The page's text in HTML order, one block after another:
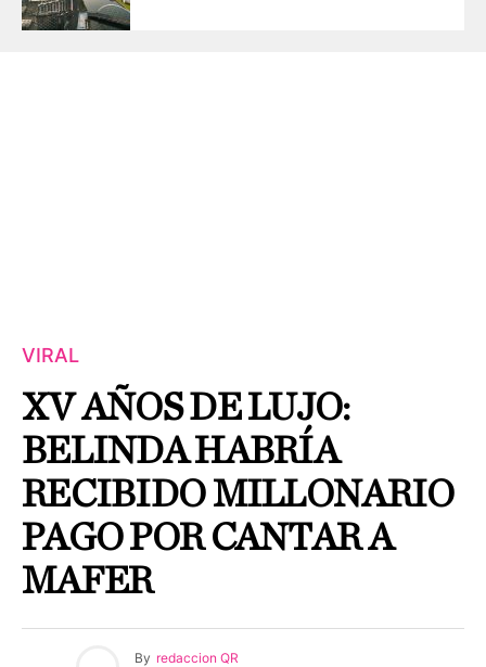
VIRAL
XV AÑOS DE LUJO:
BELINDA HABRÍA
RECIBIDO MILLONARIO
PAGO POR CANTAR A
MAFER
By redaccion QR